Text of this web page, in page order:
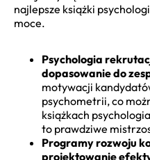
najlepsze książki
moce.
Psychologia
dopasowanie do
motywacji
psychometrii, co
książkach
to prawdziwe
Programy rozwoju
projektowanie